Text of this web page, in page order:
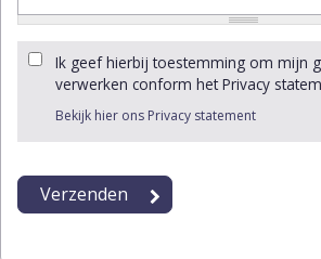
Ik geef hierbij toestemming om mijn
verwerken conform het Privacy
Bekijk hier ons Privacy statement